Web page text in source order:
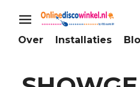
Over Installaties